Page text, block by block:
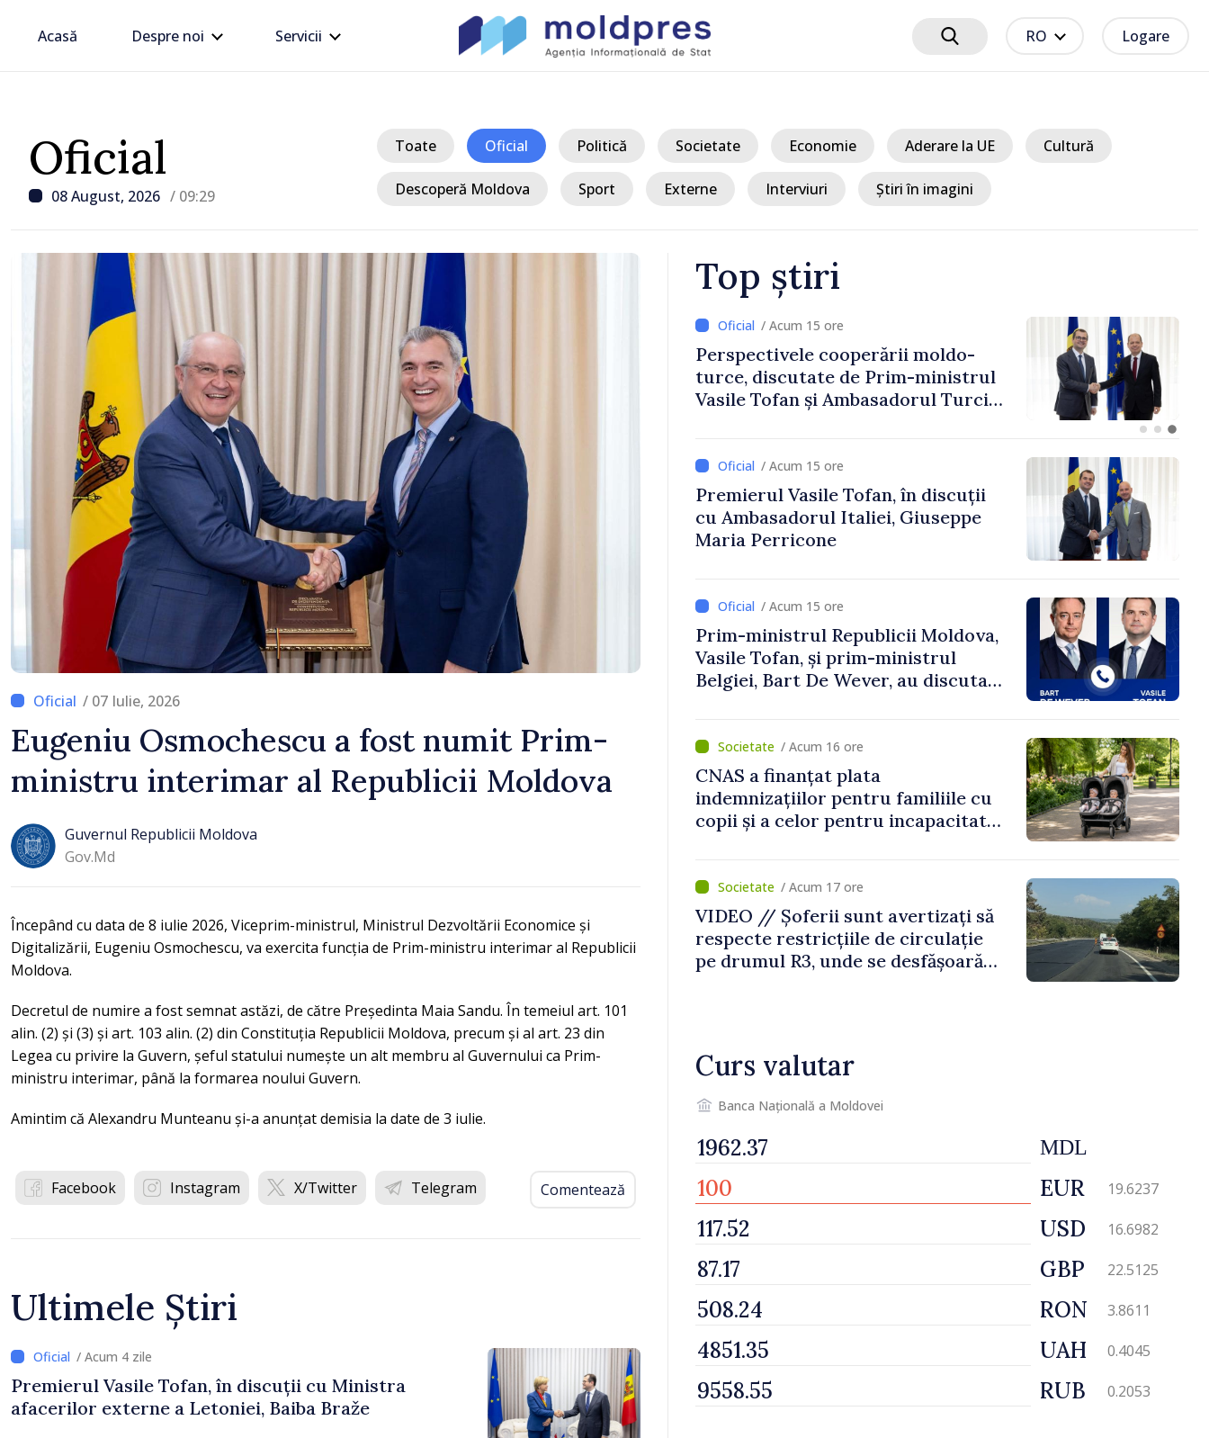
Acasă Despre noi Servicii RO Logare
Oficial
08 August, 2026 / 09:29
Toate Oficial Politică Societate Economie Aderare la UE Cultură
Descoperă Moldova Sport Externe Interviuri Știri în imagini
/ 07 Iulie, 2026
Eugeniu Osmochescu a fost numit Prim-
ministru interimar al Republicii Moldova
Guvernul Republicii Moldova
Gov.md
Începând cu data de 8 iulie 2026, Viceprim-ministrul, Ministrul Dezvoltării Economice și
Digitalizării, Eugeniu Osmochescu, va exercita funcția de Prim-ministru interimar al Republicii
Moldova.
Decretul de numire a fost semnat astăzi, de către Președinta Maia Sandu. În temeiul art. 101
alin. (2) și (3) și art. 103 alin. (2) din Constituția Republicii Moldova, precum și al art. 23 din
Legea cu privire la Guvern, șeful statului numește un alt membru al Guvernului ca Prim-
ministru interimar, până la formarea noului Guvern.
Amintim că Alexandru Munteanu și-a anunțat demisia la date de 3 iulie.
Facebook Instagram X/Twitter Telegram Comentează
Ultimele Știri
/ Acum 4 zile
Premierul Vasile Tofan, în discuții cu Ministra
afacerilor externe a Letoniei, Baiba Braže
Top știri
Zelenski a ajuns în Serbia, în prima
sa vizită în acest stat aliat
tradițional al Rusiei după 2022
/ Acum 15 ore
Perspectivele cooperării moldo-
turce, discutate de Prim-ministrul
Vasile Tofan și Ambasadorul Turciei,
/ Acum 15 ore
Premierul Vasile Tofan, în discuții
cu Ambasadorul Italiei, Giuseppe
Maria Perricone
/ Acum 15 ore
Prim-ministrul Republicii Moldova,
Vasile Tofan, și prim-ministrul
Belgiei, Bart De Wever, au discutat
/ Acum 16 ore
CNAS a finanțat plata
indemnizațiilor pentru familiile cu
copii și a celor pentru incapacitate
/ Acum 17 ore
VIDEO // Șoferii sunt avertizați să
respecte restricțiile de circulație
pe drumul R3, unde se desfășoară
Curs valutar
Banca Națională a Moldovei
MDL
EUR 19.6237
USD 16.6982
GBP 22.5125
RON 3.8611
UAH 0.4045
RUB 0.2053